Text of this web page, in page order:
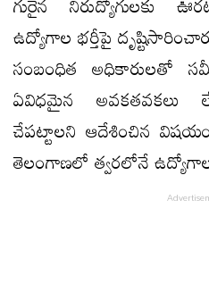
ఉద్యోగాల భర్తీపై
సంబంధిత అధికారులతో
ఏవిధమైన అవకతవకలు
చేపట్టాలని ఆదేశించిన
తెలంగాణలో త్వరలోనే